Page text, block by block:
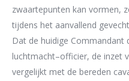
zwaartepunten kan vormen,
tijdens het aanvallend gevecht
Dat de huidige Commandant
luchtmacht–officier, de inzet
vergelijkt met de bereden